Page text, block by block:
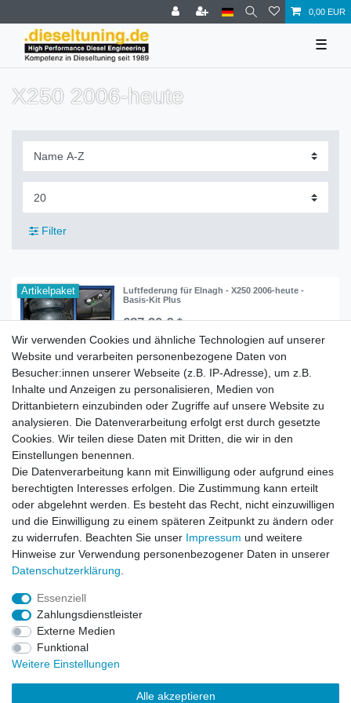
0,00 EUR
☰
X250 2006-heute
Filter
Artikelpaket
Luftfederung für Elnagh - X250 2006-heute -
Basis-Kit Plus
687,90 € *
In den Warenkorb
Zahlung und Versand
Impressum Daten­schutz­erklärung AGB
Barrierefreiheitserklärung Widerrufs­recht
Vertrag widerrufen
© Copyright 2026 | Alle Rechte vorbehalten.
Wir verwenden Cookies und ähnliche Technologien auf unserer
Website und verarbeiten personenbezogene Daten von
Besucher:innen unserer Webseite (z.B. IP-Adresse), um z.B.
Inhalte und Anzeigen zu personalisieren, Medien von
Drittanbietern einzubinden oder Zugriffe auf unsere Website zu
analysieren. Die Datenverarbeitung erfolgt erst durch gesetzte
Cookies. Wir teilen diese Daten mit Dritten, die wir in den
Einstellungen benennen.
Die Datenverarbeitung kann mit Einwilligung oder aufgrund eines
berechtigten Interesses erfolgen. Die Zustimmung kann erteilt
oder abgelehnt werden. Es besteht das Recht, nicht einzuwilligen
und die Einwilligung zu einem späteren Zeitpunkt zu ändern oder
zu widerrufen. Beachten Sie unser Impressum und weitere
Hinweise zur Verwendung personenbezogener Daten in unserer
Daten­schutz­erklärung
Essenziell
Zahlungsdienstleister
Externe Medien
Funktional
Weitere Einstellungen
Alle akzeptieren